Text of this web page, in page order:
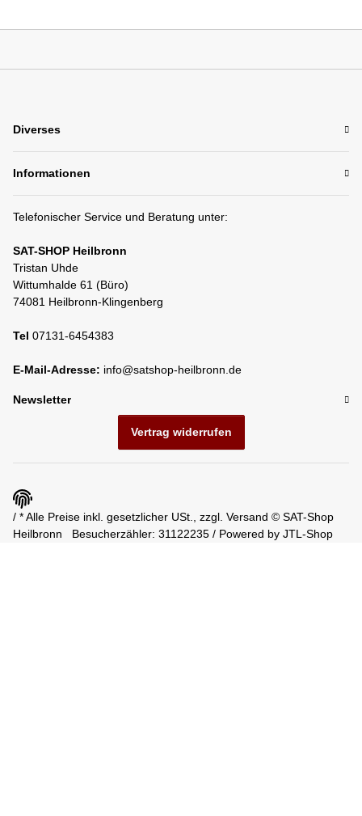
Diverses
Informationen
Telefonischer Service und Beratung unter:
SAT-SHOP Heilbronn
Tristan Uhde
Wittumhalde 61 (Büro)
74081 Heilbronn-Klingenberg
Tel 07131-6454383
E-Mail-Adresse: info@satshop-heilbronn.de
Newsletter
Vertrag widerrufen
/ * Alle Preise inkl. gesetzlicher USt., zzgl. Versand © SAT-Shop
Heilbronn
Besucherzähler: 31122235 / Powered by JTL-Shop